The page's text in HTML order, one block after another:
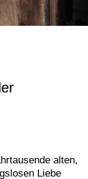
alten,
Liebe